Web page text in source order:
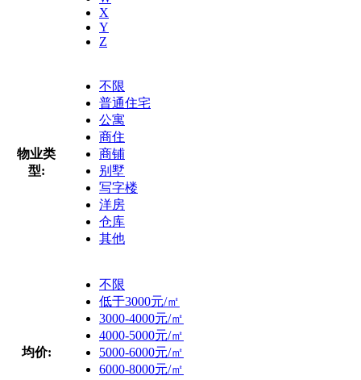
X
Y
Z
物业类
型:
不限
普通住宅
公寓
商住
商铺
别墅
写字楼
洋房
仓库
其他
均价:
不限
低于3000元/㎡
3000-4000元/㎡
4000-5000元/㎡
5000-6000元/㎡
6000-8000元/㎡